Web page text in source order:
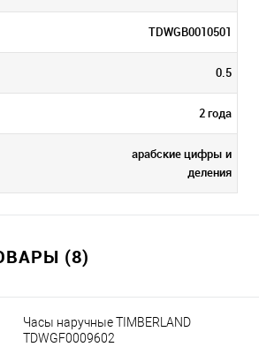
TDWGB0010501
0.5
2 года
арабские цифры и
деления
(8)
Часы наручные TIMBERLAND
TDWGF0009602